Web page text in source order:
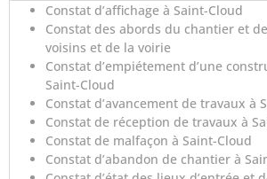
Constat d’affichage à Saint-Cloud
Constat des abords du chantier et
voisins et de la voirie
Constat d’empiétement d’une
Saint-Cloud
Constat d’avancement de travaux à
Constat de réception de travaux à
Constat de malfaçon à Saint-Cloud
Constat d’abandon de chantier à